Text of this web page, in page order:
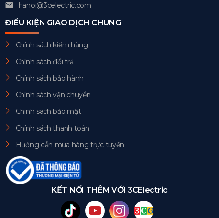
hanoi@3celectric.com
ĐIỀU KIỆN GIAO DỊCH CHUNG
Chính sách kiểm hàng
Chính sách đổi trả
Chính sách bảo hành
Chính sách vận chuyển
Chính sách bảo mật
Chính sách thanh toán
Hướng dẫn mua hàng trực tuyến
KẾT NỐI THÊM VỚI 3CElectric